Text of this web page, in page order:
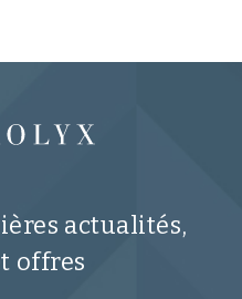
actualités,
offres